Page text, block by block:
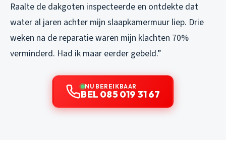
Raalte de dakgoten inspecteerde en ontdekte dat
water al jaren achter mijn slaapkamermuur liep. Drie
weken na de reparatie waren mijn klachten 70%
verminderd. Had ik maar eerder gebeld.”
NU BEREIKBAAR
BEL 085 019 31 67